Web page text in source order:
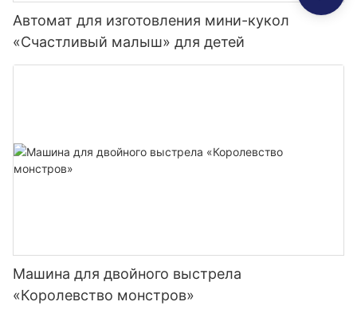
Автомат для изготовления мини-кукол
«Счастливый малыш» для детей
Машина для двойного выстрела
«Королевство монстров»